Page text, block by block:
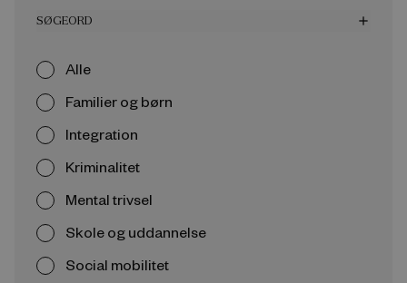
SØGEORD add
Alle
Familier og børn
Integration
Kriminalitet
Mental trivsel
Skole og uddannelse
Social mobilitet